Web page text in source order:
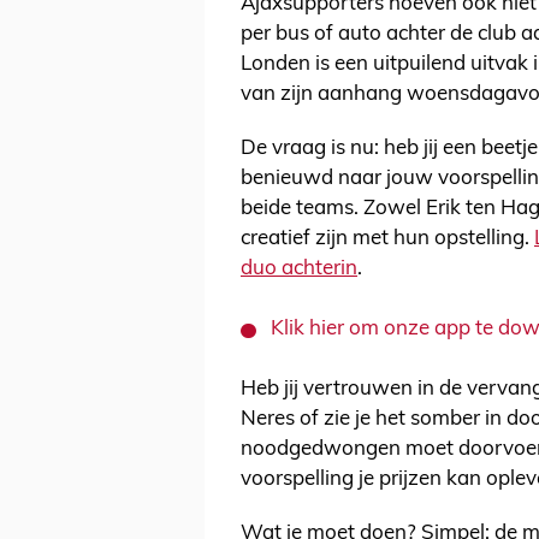
Ajaxsupporters hoeven ook
per bus of auto achter de club
Londen is een uitpuilend
van zijn aanhang
De vraag is nu: heb jij een
benieuwd naar jouw
beide teams. Zowel Erik ten
creatief zijn met hun opstelling.
duo achterin.
Klik hier om onze app te
Heb jij vertrouwen in de
Neres of zie je het somber in
noodgedwongen moet
voorspelling je prijzen kan
Wat je moet doen? Simpel: de